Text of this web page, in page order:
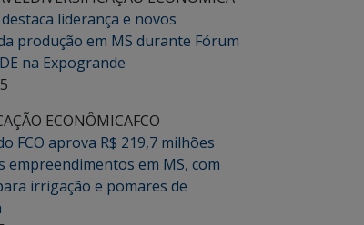
liderança e novos
produção em MS durante Fórum
na Expogrande
ECONÔMICAFCO
FCO aprova R$ 219,7 milhões
empreendimentos em MS, com
irrigação e pomares de